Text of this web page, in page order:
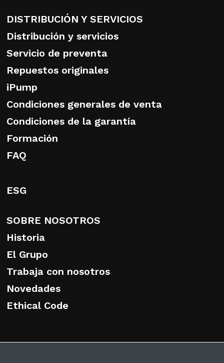
DISTRIBUCIÓN Y SERVICIOS
Distribución y servicios
Servicio de preventa
Repuestos originales
iPump
Condiciones generales de venta
Condiciones de la garantía
Formación
FAQ
ESG
SOBRE NOSOTROS
Historia
El Grupo
Trabaja con nosotros
Novedades
Ethical Code